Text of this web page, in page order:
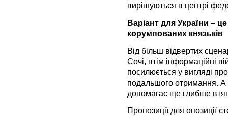
вирішуються в центрі
Варіант для України –
корумпованих князьків
Від більш відвертих
Сочі, втім інформаційні
посилюється у вигляді
подальшого отримання. А
допомагає ще глибше
Пропозиції для опозиції